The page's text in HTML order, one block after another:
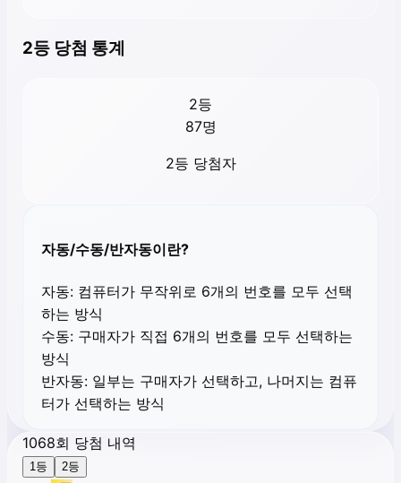
2등 당첨 통계
2등
87명
2등 당첨자
자동/수동/반자동이란?
자동: 컴퓨터가 무작위로 6개의 번호를 모두 선택
하는 방식
수동: 구매자가 직접 6개의 번호를 모두 선택하는
방식
반자동: 일부는 구매자가 선택하고, 나머지는 컴퓨
터가 선택하는 방식
1068회 당첨 내역
1등 2등